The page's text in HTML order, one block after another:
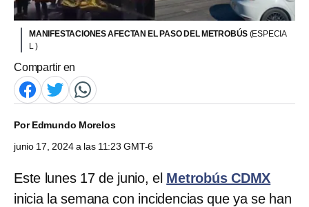
MANIFESTACIONES AFECTAN EL PASO DEL METROBÚS (ESPECIA
L )
Compartir en
PorEdmundo Morelos
junio 17, 2024 a las 11:23 GMT-6
Este lunes 17 de junio, el Metrobús CDMX
inicia la semana con incidencias que ya se han